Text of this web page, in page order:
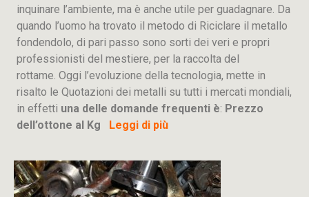
inquinare l’ambiente, ma è anche utile per guadagnare. Da
quando l’uomo ha trovato il metodo di Riciclare il metallo
fondendolo, di pari passo sono sorti dei veri e propri
professionisti del mestiere, per la raccolta del
rottame. Oggi l’evoluzione della tecnologia, mette in
risalto le Quotazioni dei metalli su tutti i mercati mondiali,
in effetti una delle domande frequenti è: Prezzo
dell’ottone al Kg Leggi di più